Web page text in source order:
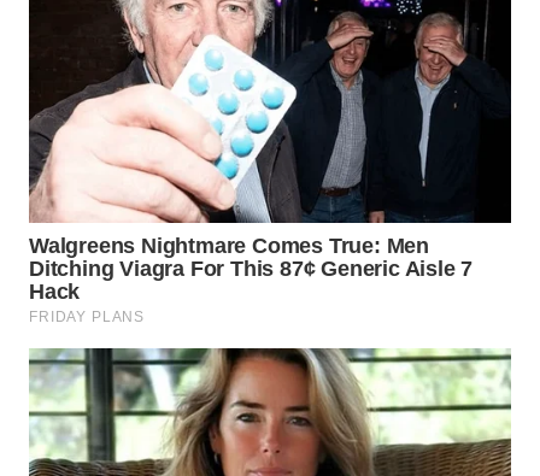
BOGOR
DEPOK
TAPANULI
UTARA
WN
SAMOSIR
WN
PADANG